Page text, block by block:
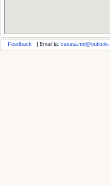
Feedback | Email la: